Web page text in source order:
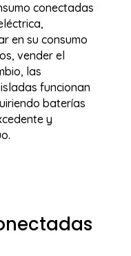
conectadas
en su consumo
vender el
las
funcionan
baterías
y